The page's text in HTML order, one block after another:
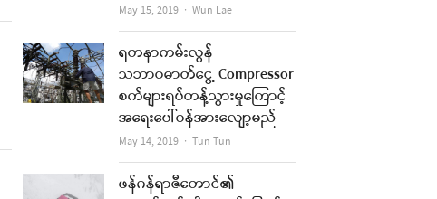
May 15, 2019 Author
Wun Lae
ရတနာကမ်းလွန်
သဘာဝဓာတ်ငွေ့ Compressor
စက်များရပ်တန့်သွားမှုကြောင့်
အရေးပေါ်ဝန်အားလျော့မည်
May 14, 2019 Author
Tun Tun
ဖန်ဂန်ရာဇီတောင်၏